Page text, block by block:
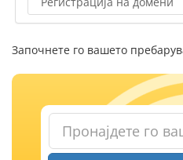
Започнете го вашето